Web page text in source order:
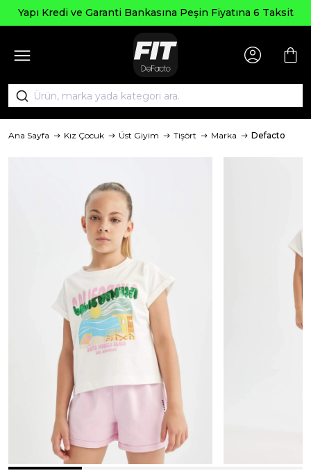
Yapı Kredi ve Garanti Bankasına Peşin Fiyatına 6 Taksit
Ana Sayfa Kız Çocuk Üst Giyim Tişört Marka Defacto